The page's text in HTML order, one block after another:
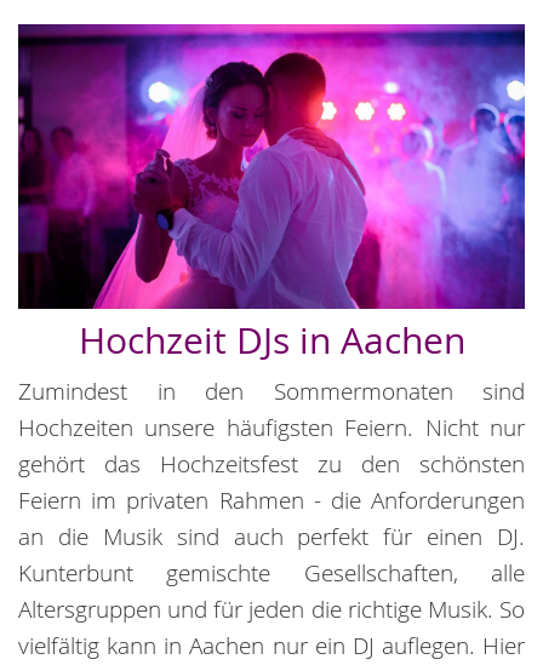
Hochzeit DJs in Aachen
Zumindest in den Sommermonaten sind
Hochzeiten unsere häufigsten Feiern. Nicht nur
gehört das Hochzeitsfest zu den schönsten
Feiern im privaten Rahmen - die Anforderungen
an die Musik sind auch perfekt für einen DJ.
Kunterbunt gemischte Gesellschaften, alle
Altersgruppen und für jeden die richtige Musik. So
vielfältig kann in Aachen nur ein DJ auflegen. Hier